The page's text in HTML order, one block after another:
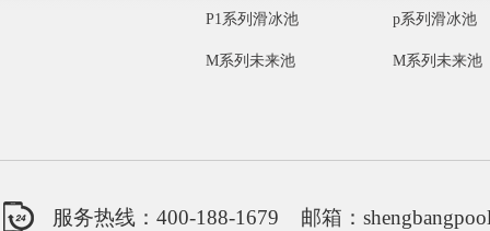
P1系列滑冰池
M系列未来池
p系列滑冰池
M系列未来池
服务热线：400-188-1679 邮箱：